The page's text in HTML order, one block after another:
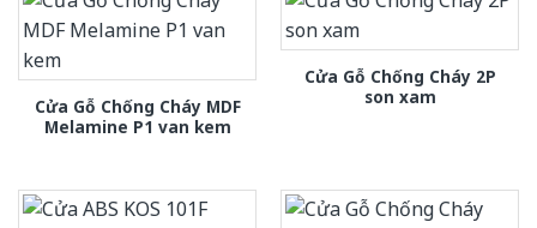
Cửa Gỗ Chống Cháy MDF
Melamine P1 van kem
Cửa Gỗ Chống Cháy 2P
son xam